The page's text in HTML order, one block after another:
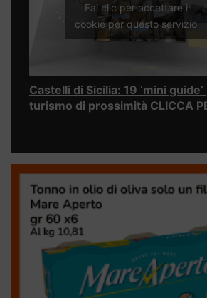
Fai clic per accettare i
cookie per questo servizio
Castelli di Sicilia: 19 ‘mini
turismo di prossimità CLICCA